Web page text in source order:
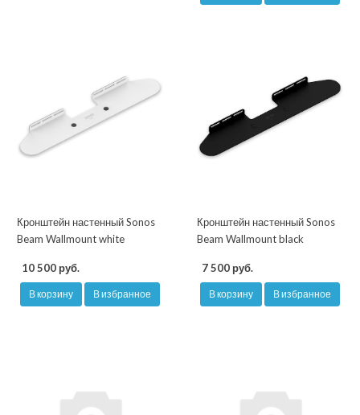
Кронштейн настенный Sonos
Beam Wallmount white
10 500 руб.
В корзину В избранное
Кронштейн настенный Sonos
Beam Wallmount black
7 500 руб.
В корзину В избранное